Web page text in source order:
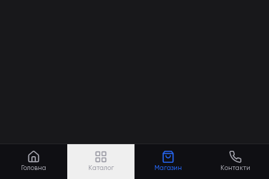
Головна Каталог Магазин Контакти